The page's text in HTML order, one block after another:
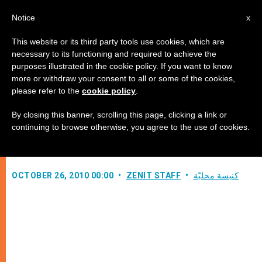
بندكتس السادس عشر يستقبل رئيس
سيشيل
OCTOBER 26, 2010 00:00 ZENIT STAFF كنيسة محليّة
x
Notice
This website or its third party tools use cookies, which are
necessary to its functioning and required to achieve the
purposes illustrated in the cookie policy. If you want to know
more or withdraw your consent to all or some of the cookies,
please refer to the cookie policy
By closing this banner, scrolling this page, clicking a link or
continuing to browse otherwise, you agree to the use of cookies.